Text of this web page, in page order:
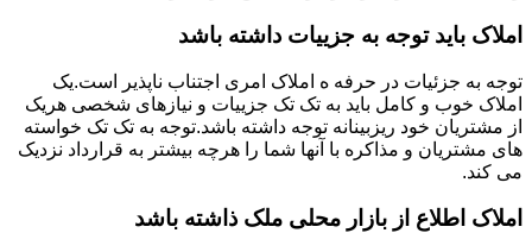
املاک باید توجه به جزییات داشته باشد
توجه به جزئیات در حرفه ه املاک امری اجتناب ناپذیر است.یک
املاک خوب و کامل باید به تک تک جزییات و نیازهای شخصی هریک
از مشتریان خود ریزبینانه توجه داشته باشد.توجه به تک تک خواسته
های مشتریان و مذاکره با آنها شما را هرچه بیشتر به قرارداد نزدیک
می کند.
املاک اطلاع از بازار محلی ملک ذاشته باشد